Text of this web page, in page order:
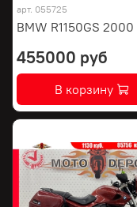
арт. 055725
BMW R1150GS 2000
455000 руб
В корзину